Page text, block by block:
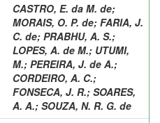
CASTRO, E. da M. de;
MORAIS, O. P. de; FARIA, J.
C. de; PRABHU, A. S.;
LOPES, A. de M.; UTUMI,
M.; PEREIRA, J. de A.;
CORDEIRO, A. C.;
FONSECA, J. R.; SOARES,
A. A.; SOUZA, N. R. G. de